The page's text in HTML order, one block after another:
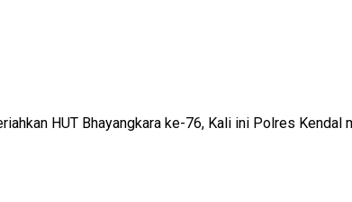
HUT Bhayangkara ke-76, Kali ini Polres Kendal